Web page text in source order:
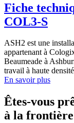
Fiche
COL3-S
ASH2 est une
appartenant à
Beaumeade à
travail à haute
En savoir plus
Êtes-vous
à la